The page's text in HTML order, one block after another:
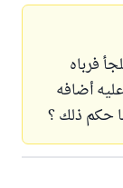
فرباه
أضافه
حكم ذلك ؟